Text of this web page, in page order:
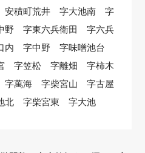
安積町荒井 字大池南 字
野 字東六兵衛田 字六兵
内 字中野 字味噌池台
字笠松 字離畑 字柿木
萬海 字柴宮山 字古屋
北 字柴宮東 字大池